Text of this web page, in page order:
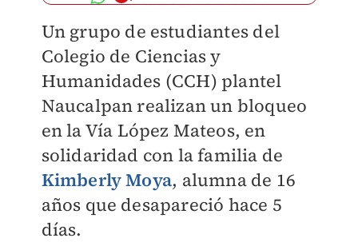
Un grupo de estudiantes del
Colegio de Ciencias y
Humanidades (CCH) plantel
Naucalpan realizan un bloqueo
en la Vía López Mateos, en
solidaridad con la familia de
Kimberly Moya, alumna de 16
años que desapareció hace 5
días.